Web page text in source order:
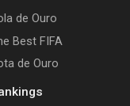
de Ouro
Best FIFA
de Ouro